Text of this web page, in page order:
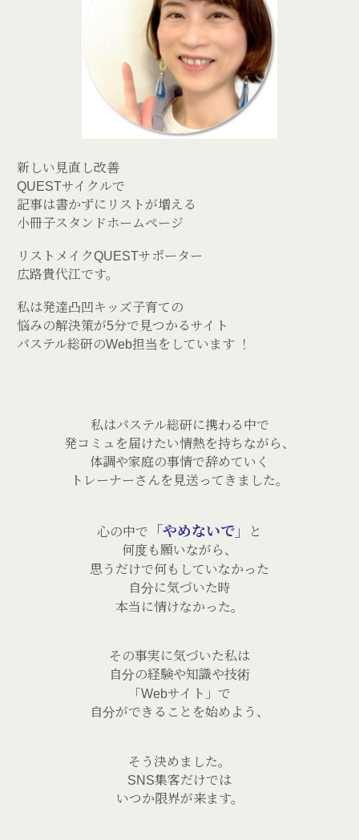
新しい見直し改善
QUESTサイクルで
記事は書かずにリストが増える
小冊子スタンドホームページ
リストメイクQUESTサポーター
広路貴代江です。
私は発達凸凹キッズ子育ての
悩みの解決策が5分で見つかるサイト
パステル総研のWeb担当をしています ！
私はパステル総研に携わる中で
発コミュを届けたい情熱を持ちながら、
体調や家庭の事情で辞めていく
トレーナーさんを見送ってきました。
心の中で 「やめないで」
と
何度も願いながら、
思うだけで何もしていなかった
自分に気づいた時
本当に情けなかった。
その事実に気づいた私は
自分の経験や知識や技術
「Webサイト」で
自分ができることを始めよう、
そう決めました。
SNS集客だけでは
いつか限界が来ます。